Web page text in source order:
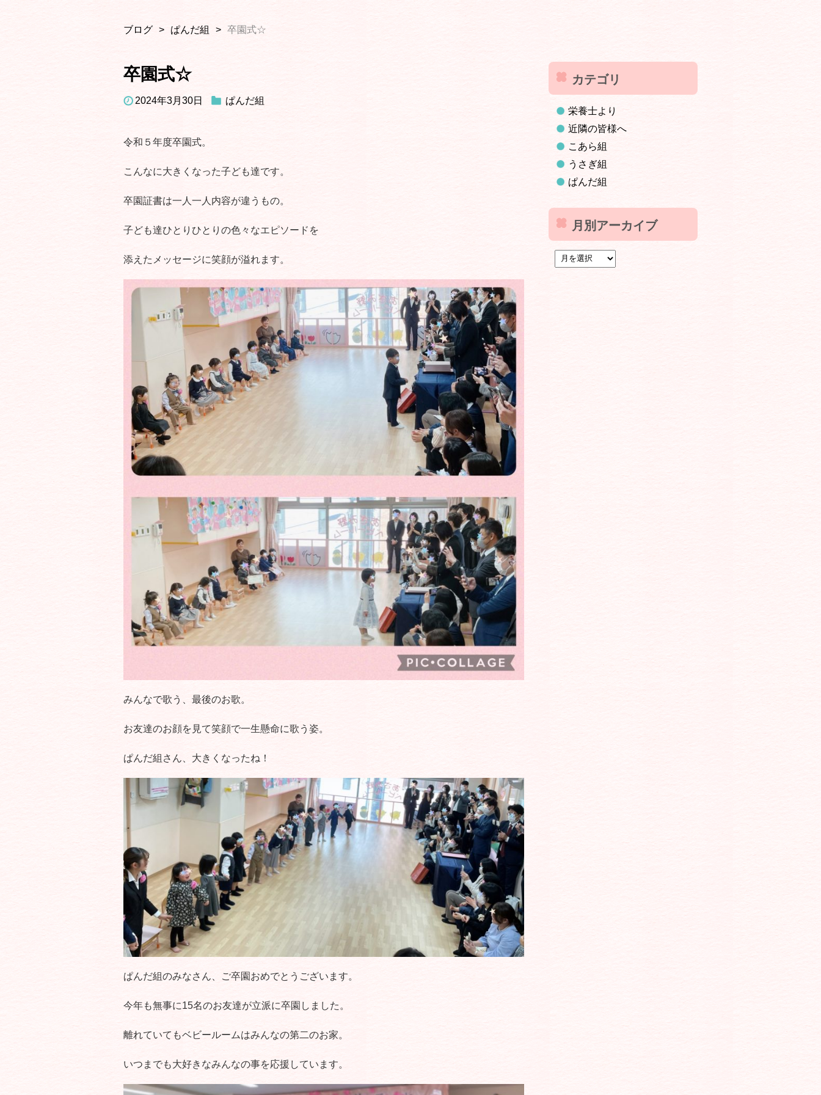
ブログ ぱんだ組 卒園式☆
卒園式☆
2024年3月30日 ぱんだ組
令和５年度卒園式。
こんなに大きくなった子ども達です。
卒園証書は一人一人内容が違うもの。
子ども達ひとりひとりの色々なエピソードを
添えたメッセージに笑顔が溢れます。
みんなで歌う、最後のお歌。
お友達のお顔を見て笑顔で一生懸命に歌う姿。
ぱんだ組さん、大きくなったね！
ぱんだ組のみなさん、ご卒園おめでとうございます。
今年も無事に15名のお友達が立派に卒園しました。
離れていてもベビールームはみんなの第二のお家。
いつまでも大好きなみんなの事を応援しています。
カテゴリ
栄養士より
近隣の皆様へ
こあら組
うさぎ組
ぱんだ組
月別アーカイブ